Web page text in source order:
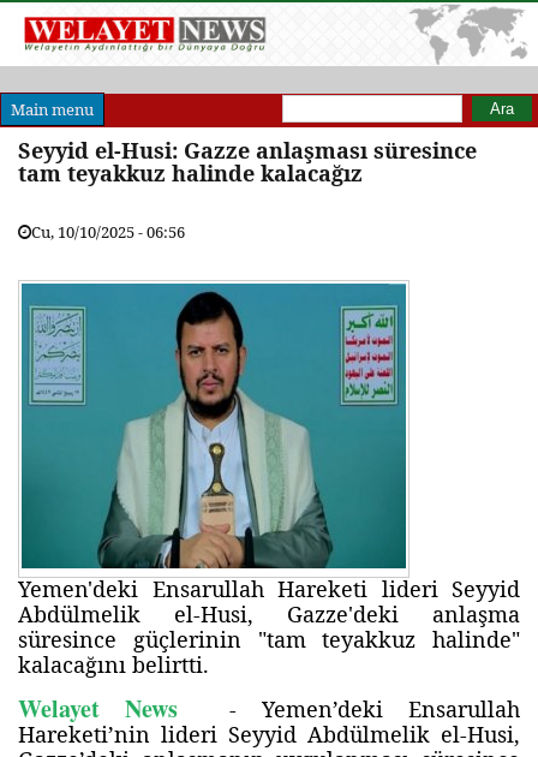
Main menu Arama formu
Ara
Seyyid el-Husi: Gazze anlaşması süresince
tam teyakkuz halinde kalacağız
Cu, 10/10/2025 - 06:56
Yemen'deki Ensarullah Hareketi lideri Seyyid
Abdülmelik el-Husi, Gazze'deki anlaşma
süresince güçlerinin "tam teyakkuz halinde"
kalacağını belirtti.
Welayet News - Yemen’deki Ensarullah
Hareketi’nin lideri Seyyid Abdülmelik el-Husi,